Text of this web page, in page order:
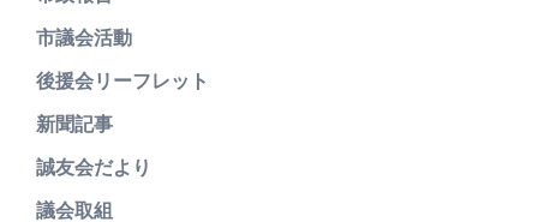
市議会活動
後援会リーフレット
新聞記事
誠友会だより
議会取組